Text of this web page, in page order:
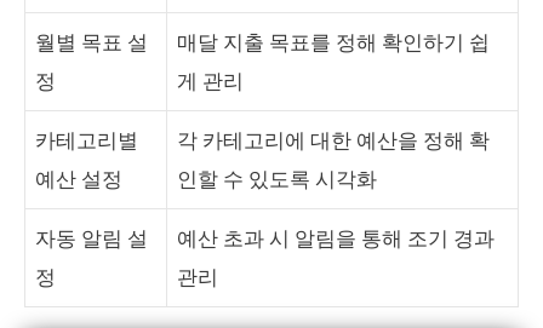
월별 목표 설
정
매달 지출 목표를 정해 확인하기 쉽
게 관리
카테고리별
예산 설정
각 카테고리에 대한 예산을 정해 확
인할 수 있도록 시각화
자동 알림 설
정
예산 초과 시 알림을 통해 조기 경과
관리